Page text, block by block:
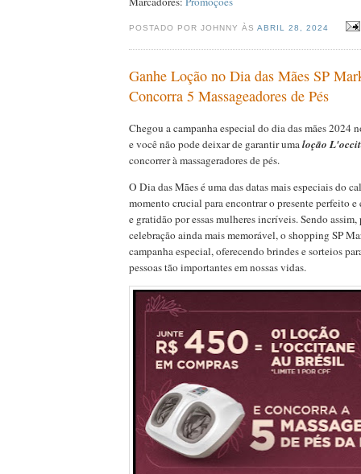
POSTADO POR JOHNNY ÀSABRIL 28, 2024
Ganhe Loção no Dia das Mães SP
Concorra 5 Massageadores de Pés
Chegou a campanha especial do dia das mães 2024
e você não pode deixar de garantir uma loção
concorrer à massageradores de pés.
O Dia das Mães é uma das datas mais especiais do
momento crucial para encontrar o presente perfeito e
e gratidão por essas mulheres incríveis. Sendo assim,
celebração ainda mais memorável, o shopping SP
campanha especial, oferecendo brindes e sorteios
pessoas tão importantes em nossas vidas.